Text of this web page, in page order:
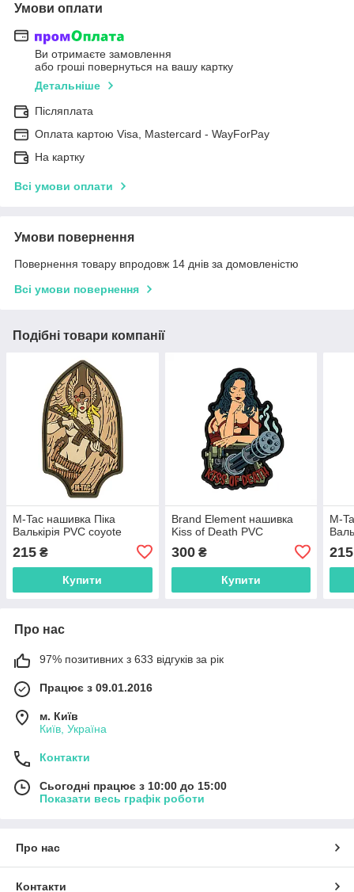
Умови оплати
Ви отримаєте замовлення
або гроші повернуться на вашу картку
Детальніше
Післяплата
Оплата картою Visa, Mastercard - WayForPay
На картку
Всі умови оплати
Умови повернення
Повернення товару впродовж 14 днів за домовленістю
Всі умови повернення
Подібні товари компанії
M-Tac нашивка Піка
Валькірія PVC coyote
215 ₴
Купити
Brand Element нашивка
Kiss of Death PVC
300₴
Купити
M-
215
Про нас
97% позитивних з 633 відгуків за рік
Працює з 09.01.2016
м. Київ
Київ, Україна
Контакти
Сьогодні працює з 10:00 до 15:00
Показати весь графік роботи
Про нас
Контакти